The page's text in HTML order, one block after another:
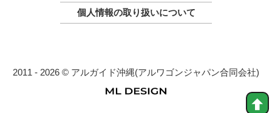
個人情報の取り扱いについて
2011 - 2026 © アルガイド沖縄(アルワゴンジャパン合同会社)